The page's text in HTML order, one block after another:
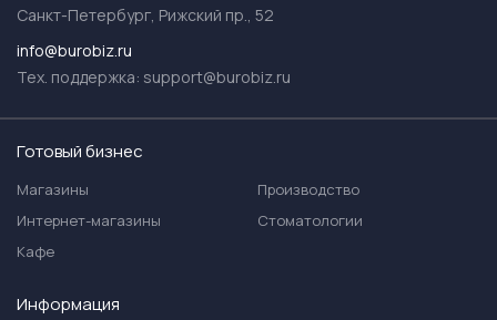
Санкт-Петербург, Рижский пр., 52
info@burobiz.ru
Тех. поддержка: support@burobiz.ru
Готовый бизнес
Магазины
Интернет-магазины
Кафе
Производство
Стоматологии
Информация